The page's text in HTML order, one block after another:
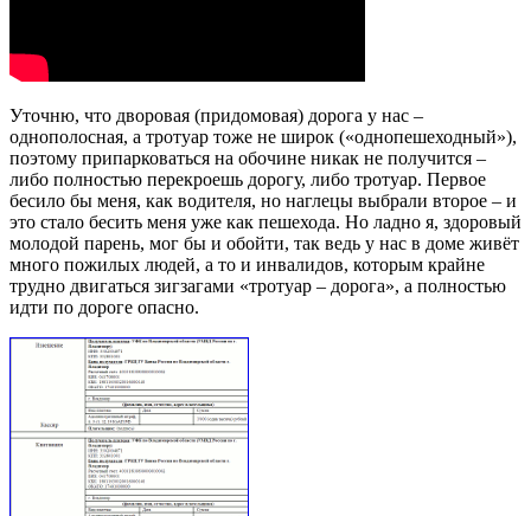
Уточню, что дворовая (придомовая) дорога у нас –
однополосная, а тротуар тоже не широк («однопешеходный»),
поэтому припарковаться на обочине никак не получится –
либо полностью перекроешь дорогу, либо тротуар. Первое
бесило бы меня, как водителя, но наглецы выбрали второе – и
это стало бесить меня уже как пешехода. Но ладно я, здоровый
молодой парень, мог бы и обойти, так ведь у нас в доме живёт
много пожилых людей, а то и инвалидов, которым крайне
трудно двигаться зигзагами «тротуар – дорога», а полностью
идти по дороге опасно.